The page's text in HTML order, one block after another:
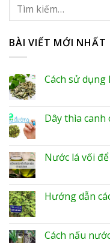
BÀI VIẾT MỚI NHẤT
Cách sử
Dây thìa
Nước lá vối
Hướng dẫn
Cách nấu